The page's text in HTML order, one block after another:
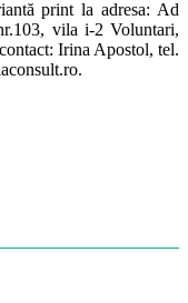
print la adresa: Ad
vila i-2 Voluntari,
Irina Apostol, tel.